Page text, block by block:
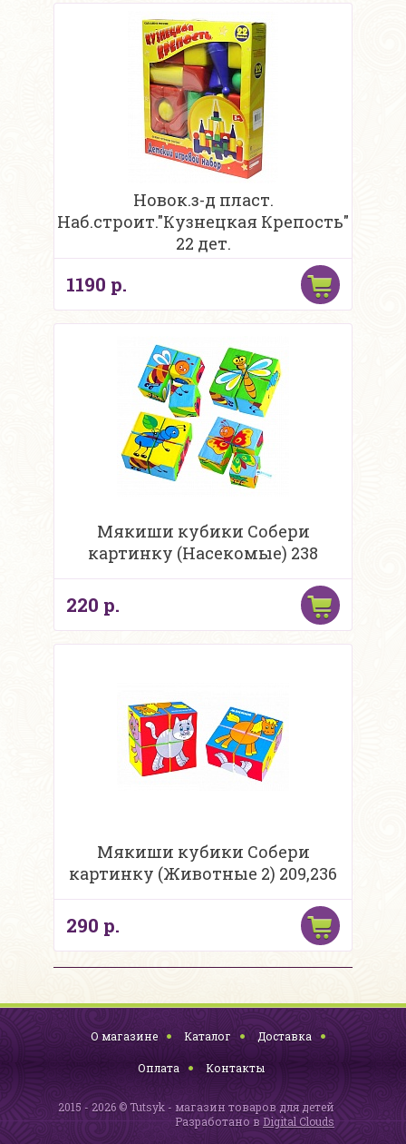
Новок.з-д пласт.
Наб.строит."Кузнецкая Крепость"
22 дет.
1190 р.
Мякиши кубики Собери
картинку (Насекомые) 238
220 р.
Мякиши кубики Собери
картинку (Животные 2) 209,236
290 р.
О магазине Каталог Доставка
Оплата Контакты
2015 - 2026 © Tutsyk - магазин товаров для детей
Разработано в Digital Clouds